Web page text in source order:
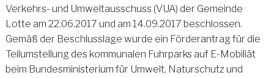
Verkehrs- und Umweltausschuss (VUA) der Gemeinde
Lotte am 22.06.2017 und am 14.09.2017 beschlossen.
Gemäß der Beschlusslage wurde ein Förderantrag für die
Teilumstellung des kommunalen Fuhrparks auf E-Mobiliät
beim Bundesministerium für Umwelt, Naturschutz und